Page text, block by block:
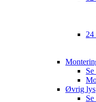
24
Øvrig lys